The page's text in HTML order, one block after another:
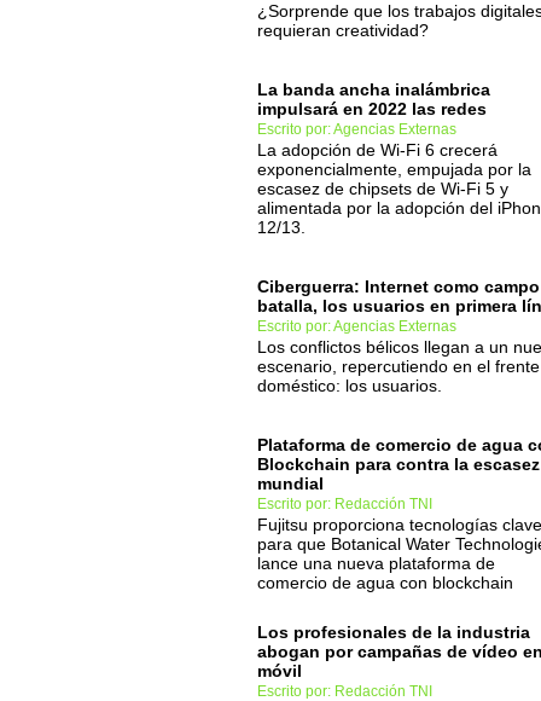
¿Sorprende que los trabajos
requieran creatividad?
La banda ancha inalámbrica
impulsará en 2022 las redes
Escrito por: Agencias Externas
La adopción de Wi-Fi 6 crecerá
exponencialmente, empujada por la
escasez de chipsets de Wi-Fi 5 y
alimentada por la adopción del
12/13.
Ciberguerra: Internet como
batalla, los usuarios en primera
Escrito por: Agencias Externas
Los conflictos bélicos llegan a un
escenario, repercutiendo en el frente
doméstico: los usuarios.
Plataforma de comercio de agua
Blockchain para contra la escasez
mundial
Escrito por: Redacción TNI
Fujitsu proporciona tecnologías clave
para que Botanical Water
lance una nueva plataforma de
comercio de agua con blockchain
Los profesionales de la industria
abogan por campañas de vídeo
móvil
Escrito por: Redacción TNI